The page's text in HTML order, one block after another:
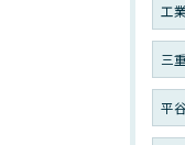
工
三
平